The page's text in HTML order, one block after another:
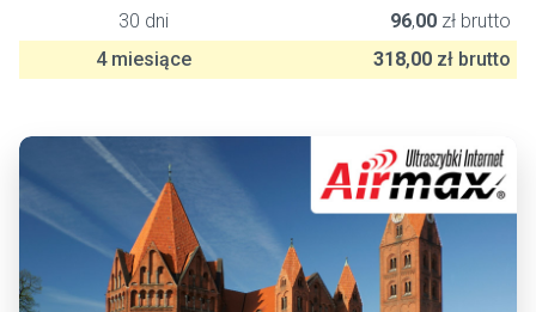
30 dni
96,00 zł brutto
4 miesiące
318,00 zł brutto